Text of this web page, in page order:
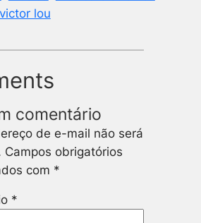
victor lou
comentário
de e-mail não será
Campos obrigatórios
com *
*